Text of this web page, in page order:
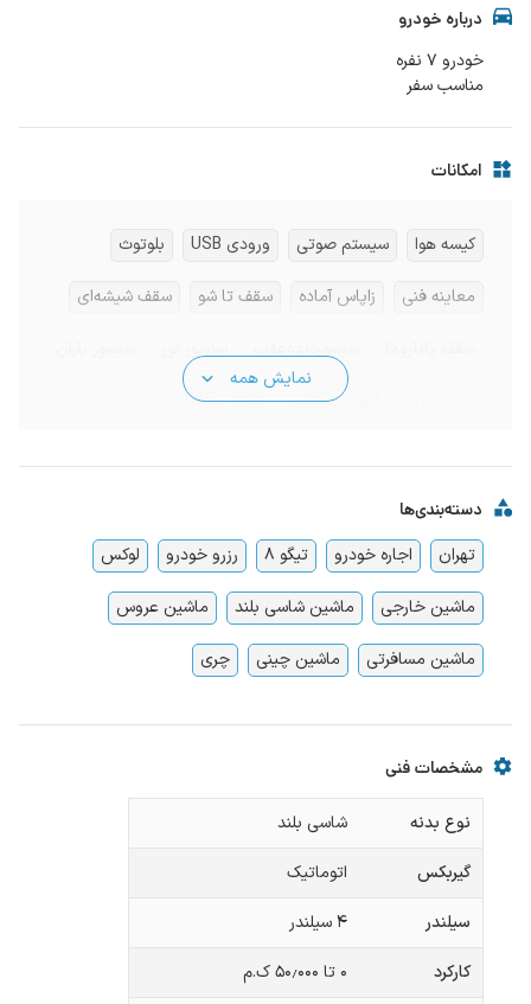
درباره خودرو
مناسب سفر
امکانات
کیسه هوا سیستم صوتی ورودی USB بلوتوث
معاینه فنی زاپاس آماده سقف تا شو سقف شیشه‌ای
گرم‌کن صندلی شارژر - USB
نمایش همه
دسته‌بندی‌ها
تهران اجاره خودرو تیگو 8 رزرو خودرو لوکس
ماشین خارجی ماشین شاسی بلند ماشین عروس
ماشین مسافرتی ماشین چینی چری
مشخصات فنی
نوع بدنه
شاسی بلند
گیربکس
اتوماتیک
سیلندر
۴ سیلندر
کارکرد
۰ تا ۵۰٫۰۰۰ ک.م